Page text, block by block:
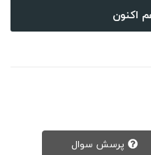
اکنون